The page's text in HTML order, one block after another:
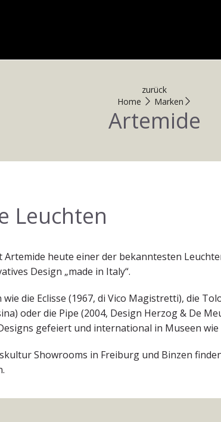
zurück
Home
Marken
Artemide
Leuchten
Artemide heute einer der bekanntesten
Design „made in Italy“.
die Eclisse (1967, di Vico Magistretti), die
oder die Pipe (2004, Design Herzog & De
gefeiert und international in Museen
Showrooms in Freiburg und Binzen